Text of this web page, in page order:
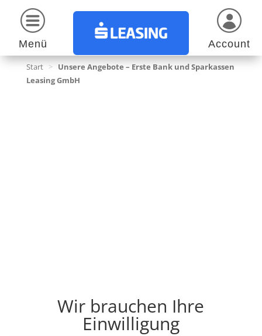
Menü Account
Start > Unsere Angebote – Erste Bank und Sparkassen
Leasing GmbH
Wir brauchen Ihre
Einwilligung